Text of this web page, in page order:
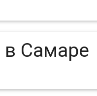
в Самаре